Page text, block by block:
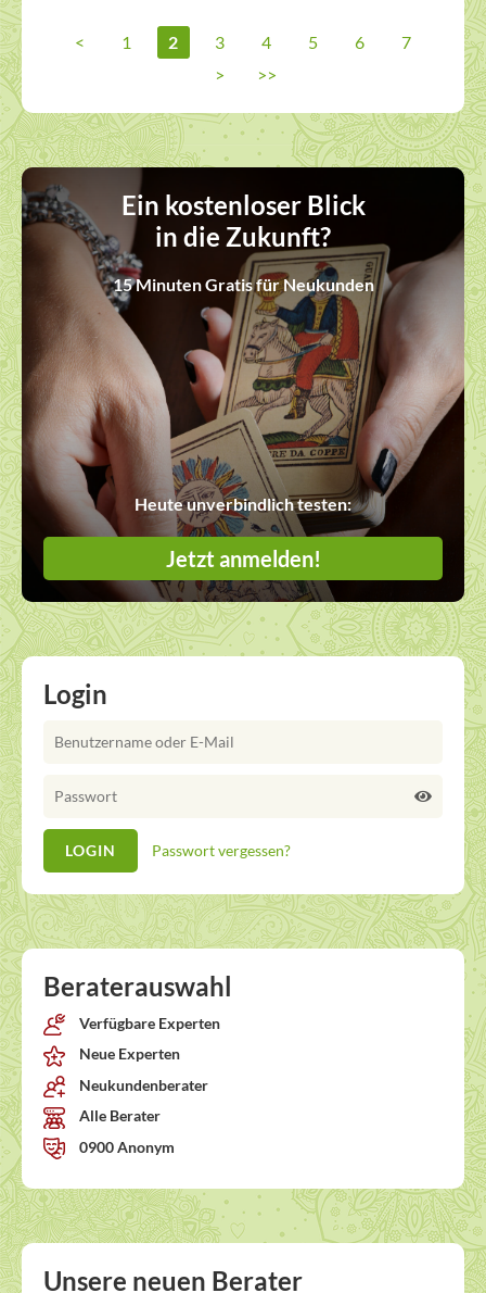
< 1 2 3 4 5 6
7
>
>>
Ein kostenloser Blick
in die Zukunft?
15 Minuten Gratis für Neukunden
Heute unverbindlich testen:
Jetzt anmelden!
Login
Passwort vergessen?
Beraterauswahl
Verfügbare Experten
Neue Experten
Neukundenberater
Alle Berater
0900 Anonym
Unsere neuen Berater